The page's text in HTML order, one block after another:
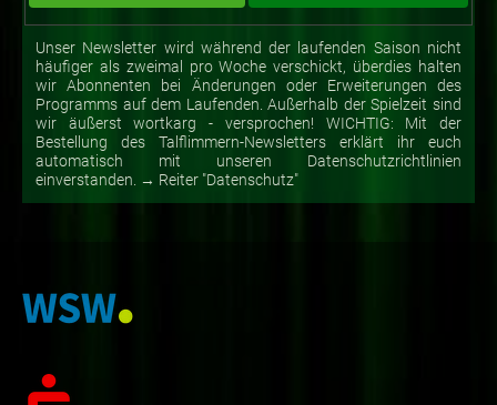
Unser Newsletter wird während der laufenden Saison nicht
häufiger als zweimal pro Woche verschickt, überdies halten
wir Abonnenten bei Änderungen oder Erweiterungen des
Programms auf dem Laufenden. Außerhalb der Spielzeit sind
wir äußerst wortkarg - versprochen! WICHTIG: Mit der
Bestellung des Talflimmern-Newsletters erklärt ihr euch
automatisch mit unseren Datenschutzrichtlinien
einverstanden. → Reiter "Datenschutz"